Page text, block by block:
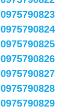
0975790823
0975790824
0975790825
0975790826
0975790827
0975790828
0975790829